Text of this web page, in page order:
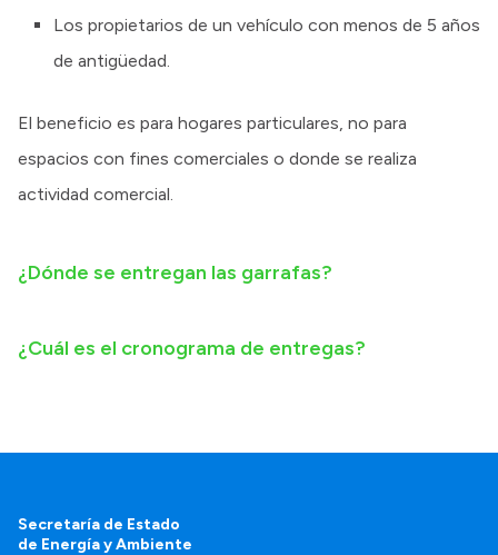
Los propietarios de un vehículo con menos de 5 años
de antigüedad.
El beneficio es para hogares particulares, no para
espacios con fines comerciales o donde se realiza
actividad comercial.
¿Dónde se entregan las garrafas?
¿Cuál es el cronograma de entregas?
Secretaría de Estado
de Energía y Ambiente